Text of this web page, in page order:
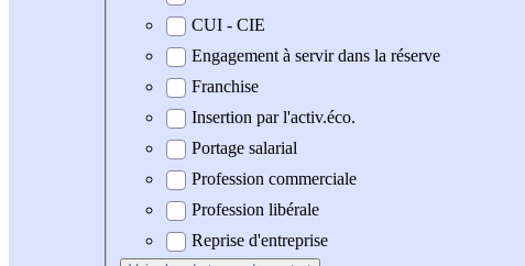
CUI - CIE
Engagement à servir dans la réserve
Franchise
Insertion par l'activ.éco.
Portage salarial
Profession commerciale
Profession libérale
Reprise d'entreprise